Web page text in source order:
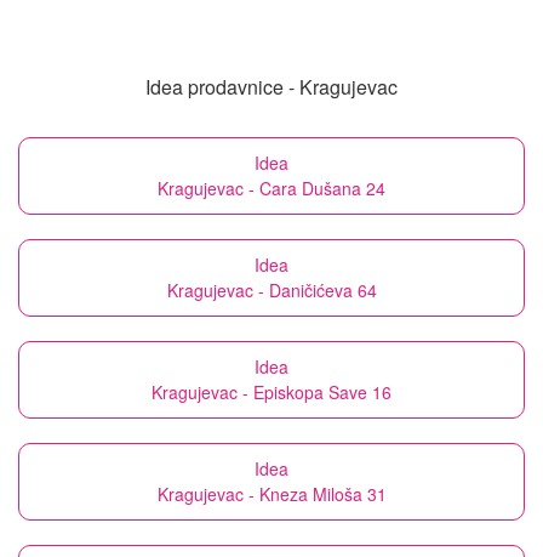
Idea prodavnice - Kragujevac
Idea
Kragujevac - Cara Dušana 24
Idea
Kragujevac - Daničićeva 64
Idea
Kragujevac - Episkopa Save 16
Idea
Kragujevac - Kneza Miloša 31